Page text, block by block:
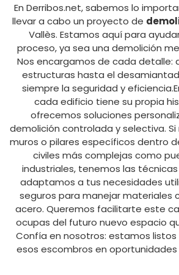
En Derribos.net, sabemos lo
llevar a cabo un proyecto de
Vallès. Estamos aquí para
proceso, ya sea una demolición
Nos encargamos de cada detalle:
estructuras hasta el
siempre la seguridad y
cada edificio tiene su propia
ofrecemos soluciones
demolición controlada y selectiva.
muros o pilares específicos dentro
civiles más complejas como
industriales, tenemos las
adaptamos a tus necesidades
seguros para manejar materiales
acero. Queremos facilitarte este
ocupas del futuro nuevo espacio
Confía en nosotros: estamos
esos escombros en